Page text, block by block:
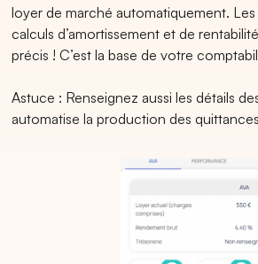
loyer de marché automatiquement.
calculs d’amortissement et de
précis ! C’est la base de votre
Astuce : Renseignez aussi les détails
automatise la production des